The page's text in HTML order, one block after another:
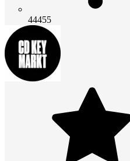
44455